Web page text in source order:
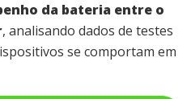
da bateria entre o
, analisando dados de testes
se comportam em